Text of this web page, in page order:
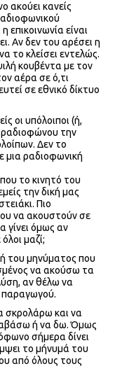
ακούει κανείς
επικοινωνία είναι
Αν δεν του αρέσει η
το κλείσει εντελώς.
κουβέντα με τον
αέρα σε ό,τι
σε εθνικό δίκτυο
οι υπόλοιποι (ή,
την
Δεν το
μια ραδιοφωνική
το κινητό του
την δική μας
Πιο
να ακουστούν σε
γίνει όμως αν
μαζί;
του μηνύματος που
να ακούσω τα
αν θέλω να
παραγωγού.
σκρολάρω και να
ή να δω. Όμως
σήμερα δίνει
το μήνυμά του
από όλους τους